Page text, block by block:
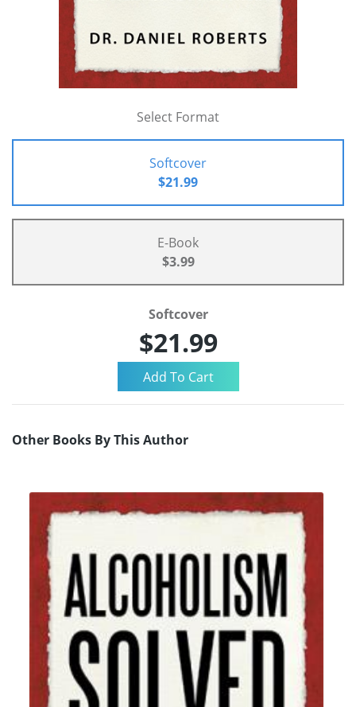
Select Format
Softcover
$21.99
E-Book
$3.99
Softcover
$21.99
Other Books By This Author